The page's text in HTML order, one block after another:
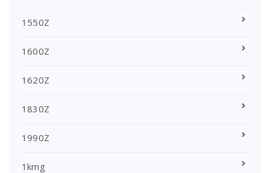
1550Z
1600Z
1620Z
1830Z
1990Z
1kmg